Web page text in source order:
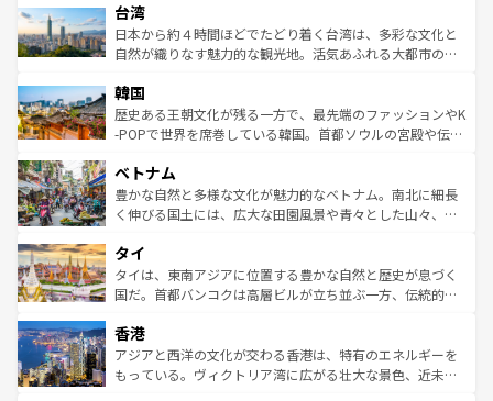
ならではの贅沢な旅のスタイルだ。 なお、新着のアメリカ
情報はコンテンツ一覧を参照してほしい。
れるおもてなしの心で訪れる人々を迎えてくれるハワイの
人々、おいしいローカルフードやハワイアンミュージッ
ク、伝統的なフラダンスなど、すべてがハワイの魅力を彩
ワイを、存分に味わってほしい。 なお、新着のハワイ情報
はコンテンツ一覧を参照してほしい。
リアリーフや大陸中央部にそびえるウルル（エアーズロッ
ク）、タスマニアの美しい原生林やケアンズの熱帯雨林な
ど、見どころがたくさん。また、カフェやワイン、オージ
いる。アクティビティも充実しており、サーフィンやダイ
ビング、ハイキングなど、アウトドア好きにはたまらな
い。オーストラリアの多彩な魅力を存分に味わいつくそ
参照してほしい。
台湾
日本から約４時間ほどでたどり着く台湾は、多彩な文化と
自然が織りなす魅力的な観光地。活気あふれる大都市の台
ン）、静ひつな山岳地帯である台湾東部など、都市の喧騒
と山間の静けさが共存しており、訪れる人に新しい発見と
驚きをもたらしてくれる。また、奥深い台湾の食文化も魅
容にもいいと評判のスイーツなど、バラエティ豊かな料理
が味わえる。 なお、新着の台湾情報は コンテンツ一覧を参
照してほしい。
韓国
歴史ある王朝文化が残る一方で、最先端のファッションやK
-POPで世界を席巻している韓国。首都ソウルの宮殿や伝統
き、地方に足を延ばせば四季折々の自然美を楽しむことが
できる。そして、キムチや焼肉、絶品のストリートフード
まで、さまざまな韓国料理が待っている。夜には、韓国な
リティに包まれながら、韓国の多彩な魅力を心ゆくまで味
わってみてほしい。 なお、新着の韓国情報はコンテンツ一
覧を参照してほしい。
ベトナム
豊かな自然と多様な文化が魅力的なベトナム。南北に細長
く伸びる国土には、広大な田園風景や青々とした山々、世
急速な発展と共に伝統が息づく。ハノイの古い町並みやホ
ーチミン市のフランス統治時代の建物も、独特の雰囲気を
醸し出している。また、バラエティの豊かさとおいしさで
とつ。フォーやバインミー、ベトナムコーヒーなどは、ぜ
ひ現地で味わいたい。どの地域を訪れてもあたたかい人々
が旅行者を迎えてくれるので、きっと忘れられない旅にな
タイ
タイは、東南アジアに位置する豊かな自然と歴史が息づく
国だ。首都バンコクは高層ビルが立ち並ぶ一方、伝統的な
の活気が交差している。北部ではチェンマイなどの山岳地
帯で自然と触れ合い、南部ではプーケットやクラビの美し
いビーチでリゾート気分を楽しむことができる。タイ料理
香港
アジアと西洋の文化が交わる香港は、特有のエネルギーを
もっている。ヴィクトリア湾に広がる壮大な景色、近未来